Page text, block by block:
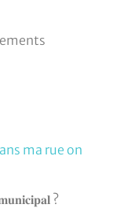
ma rue on
?